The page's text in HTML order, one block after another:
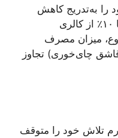
را به‌تدریج کاهش
دهید تا در نهایت، قند افزوده تنها ۱۰٪ از کالری
میزان مصرف
نباید از ۳۷ گرم (حدود ۹ قاشق چای‌خوری) تجاوز
تلاش خود را متوقف